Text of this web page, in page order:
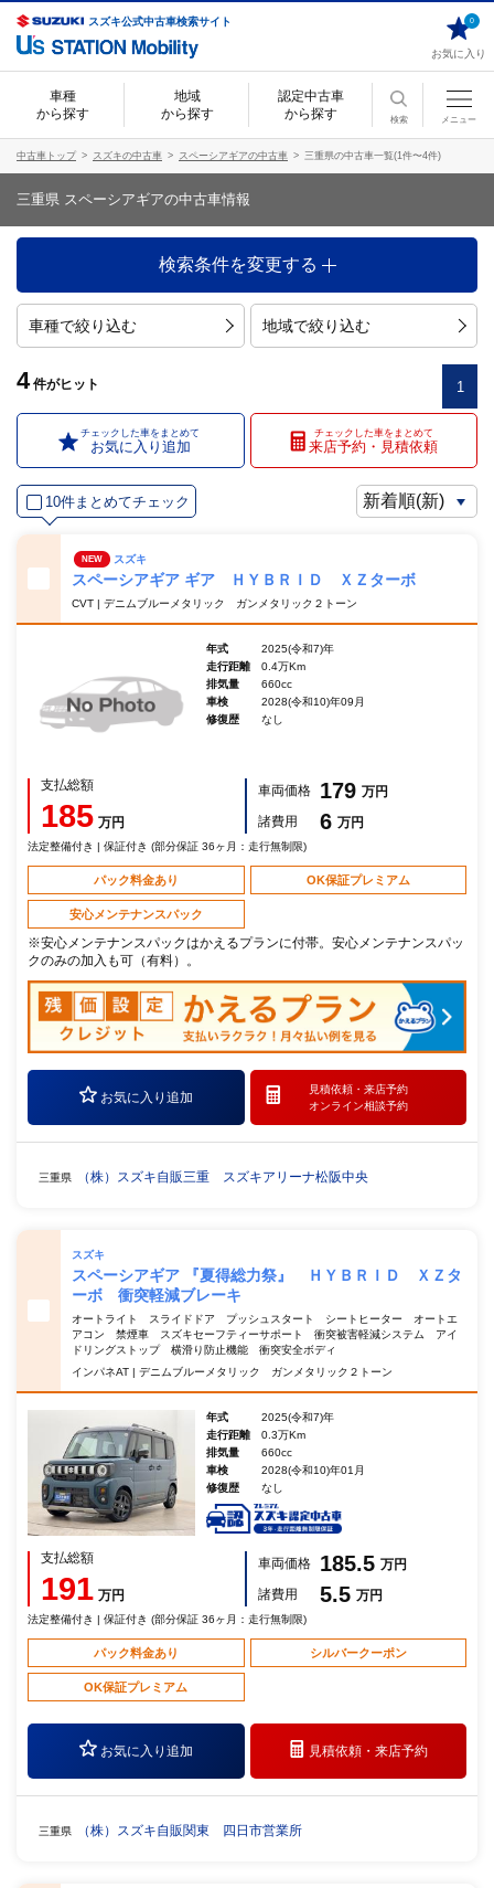
スズキ公式中古車検索サイト
お気に入り
0
車種
から探す
地域
から探す
認定中古車
から探す
検索 メニュー
中古車トップ スズキの中古車 スペーシアギアの中古車 三重県の中古車一覧(1件〜4件)
三重県 スペーシアギアの中古車情報
検索条件を変更する
車種で絞り込む 地域で絞り込む
4 件がヒット 1
チェックした車をまとめて
お気に入り追加
チェックした車をまとめて
来店予約・見積依頼
10件まとめてチェック
NEW スズキ
スペーシアギア ギア ＨＹＢＲＩＤ ＸＺターボ
CVT | デニムブルーメタリック ガンメタリック２トーン
年式
2025(令和7)年
走行距離
0.4万Km
排気量
660cc
車検
2028(令和10)年09月
修復歴
なし
支払総額
185 万円
車両価格 179 万円
諸費用
6 万円
法定整備付き | 保証付き (部分保証 36ヶ月：走行無制限)
パック料金あり OK保証プレミアム
安心メンテナンスパック
※安心メンテナンスパックはかえるプランに付帯。安心メンテナンスパッ
クのみの加入も可（有料）。
お気に入り追加
見積依頼・ 来店予約
オンライン相談予約
三重県 （株）スズキ自販三重 スズキアリーナ松阪中央
スズキ
スペーシアギア 『夏得総力祭』 ＨＹＢＲＩＤ ＸＺタ
ーボ 衝突軽減ブレーキ
オートライト スライドドア プッシュスタート シートヒーター オートエ
アコン 禁煙車 スズキセーフティーサポート 衝突被害軽減システム アイ
ドリングストップ 横滑り防止機能 衝突安全ボディ
インパネAT | デニムブルーメタリック ガンメタリック２トーン
年式
2025(令和7)年
走行距離
0.3万Km
排気量
660cc
車検
2028(令和10)年01月
修復歴
なし
支払総額
191 万円
車両価格 185.5 万円
諸費用
5.5 万円
法定整備付き | 保証付き (部分保証 36ヶ月：走行無制限)
パック料金あり シルバークーポン
OK保証プレミアム
お気に入り追加 見積依頼・来店予約
三重県 （株）スズキ自販関東 四日市営業所